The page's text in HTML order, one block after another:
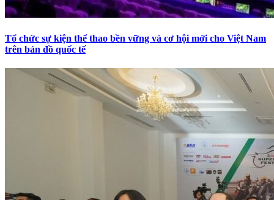
Tổ chức sự kiện thể thao bền vững và cơ hội mới cho Việt Nam
trên bản đồ quốc tế